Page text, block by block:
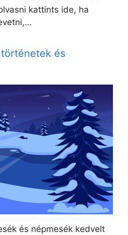
kattints ide, ha
és
és népmesék kedvelt